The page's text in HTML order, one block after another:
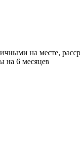
на месте,
на 6 месяцев